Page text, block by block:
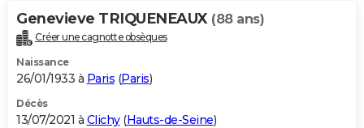
Genevieve TRIQUENEAUX (88 ans)
Créer une cagnotte obsèques
Naissance
26/01/1933 à Paris (Paris)
Décès
13/07/2021 à Clichy(Hauts-de-Seine)